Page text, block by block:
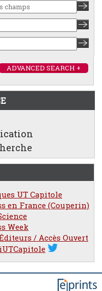
ADVANCED SEARCH +
UT Capitole
en France (Couperin)
Week
/ Accès Ouvert